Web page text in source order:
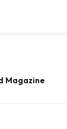
Magazine